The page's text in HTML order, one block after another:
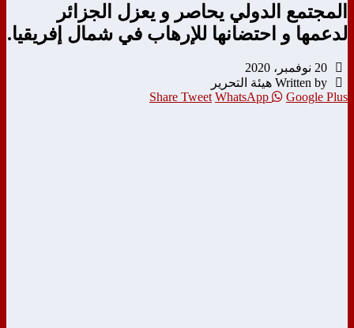
المجتمع الدولي يحاصر و يعزل الجزائر
لدعمها و احتضانها للإرهاب في شمال إفريقيا.
20 نوفمبر، 2020
Written by هيئة التحرير
Share Tweet WhatsApp Google Plus